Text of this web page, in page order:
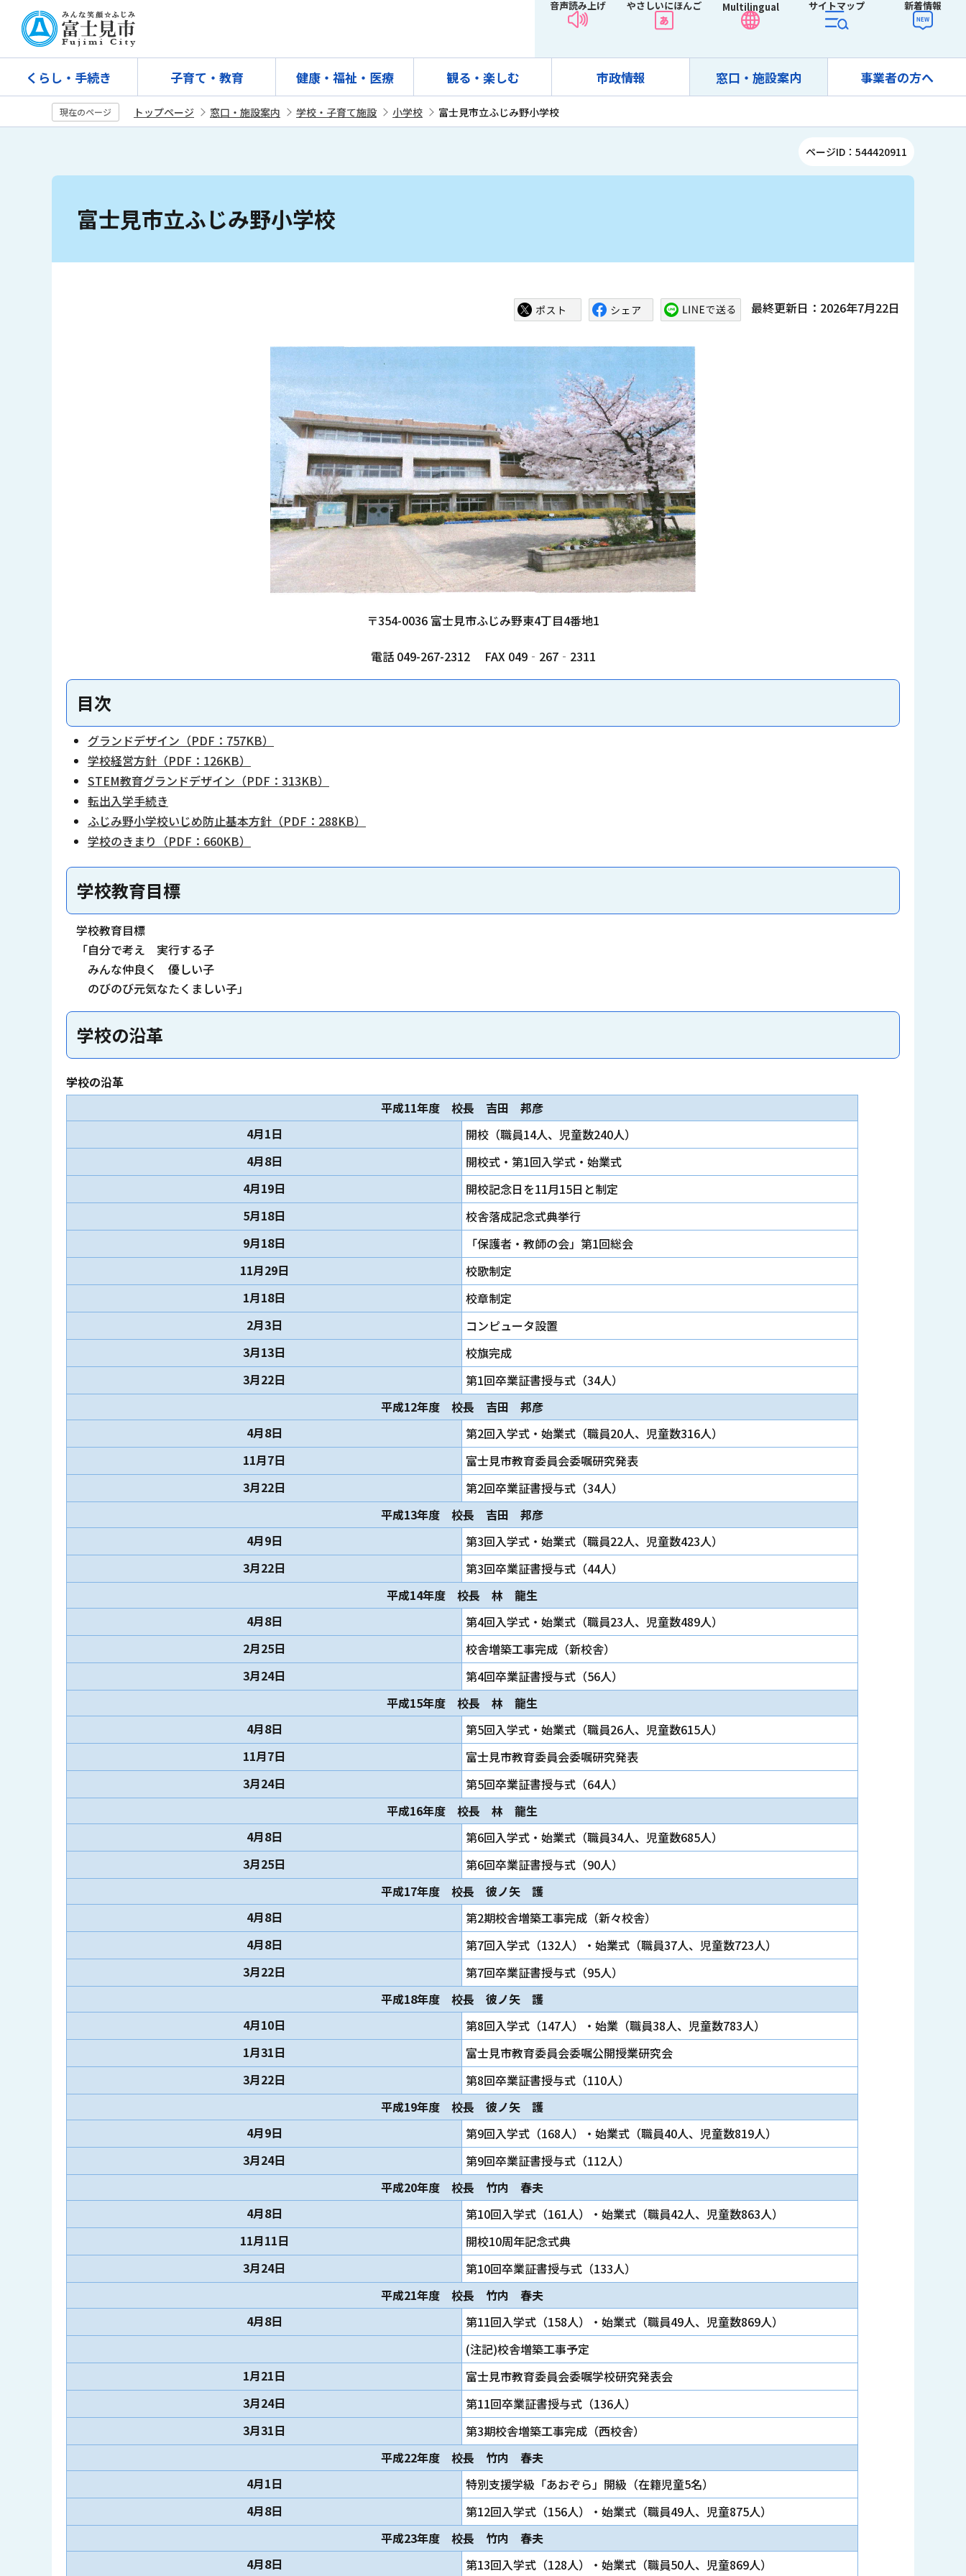
先
音声読み上げ やさしいにほんご Multilingual サイトマップ 新着情報
くらし・手続き 子育て・教育 健康・福祉・医療 観る・楽しむ 市政情報 窓口・施設案内 事業者の方へ
現在のページ トップページ 窓口・施設案内 学校・子育て施設 小学校 富士見市立ふじみ野小学校
ページID：544420911
富士見市立ふじみ野小学校
最終更新日：2026年7月22日
〒354-0036 富士見市ふじみ野東4丁目4番地1
電話 049-267-2312 FAX 049‐267‐2311
目次
グランドデザイン（PDF：757KB）
学校経営方針（PDF：126KB）
STEM教育グランドデザイン（PDF：313KB）
転出入学手続き
ふじみ野小学校いじめ防止基本方針（PDF：288KB）
学校のきまり（PDF：660KB）
学校教育目標
学校教育目標
「自分で考え 実行する子
みんな仲良く 優しい子
のびのび元気なたくましい子」
学校の沿革
学校の沿革
平成11年度 校長 吉田 邦彦
4月1日
開校（職員14人、児童数240人）
4月8日
開校式・第1回入学式・始業式
4月19日
開校記念日を11月15日と制定
5月18日
校舎落成記念式典挙行
9月18日
「保護者・教師の会」第1回総会
11月29日
校歌制定
1月18日
校章制定
2月3日
コンピュータ設置
3月13日
校旗完成
3月22日
第1回卒業証書授与式（34人）
平成12年度 校長 吉田 邦彦
4月8日
第2回入学式・始業式（職員20人、児童数316人）
11月7日
富士見市教育委員会委嘱研究発表
3月22日
第2回卒業証書授与式（34人）
平成13年度 校長 吉田 邦彦
4月9日
第3回入学式・始業式（職員22人、児童数423人）
3月22日
第3回卒業証書授与式（44人）
平成14年度 校長 林 龍生
4月8日
第4回入学式・始業式（職員23人、児童数489人）
2月25日
校舎増築工事完成（新校舎）
3月24日
第4回卒業証書授与式（56人）
平成15年度 校長 林 龍生
4月8日
第5回入学式・始業式（職員26人、児童数615人）
11月7日
富士見市教育委員会委嘱研究発表
3月24日
第5回卒業証書授与式（64人）
平成16年度 校長 林 龍生
4月8日
第6回入学式・始業式（職員34人、児童数685人）
3月25日
第6回卒業証書授与式（90人）
平成17年度 校長 彼ノ矢 護
4月8日
第2期校舎増築工事完成（新々校舎）
4月8日
第7回入学式（132人）・始業式（職員37人、児童数723人）
3月22日
第7回卒業証書授与式（95人）
平成18年度 校長 彼ノ矢 護
4月10日
第8回入学式（147人）・始業（職員38人、児童数783人）
1月31日
富士見市教育委員会委嘱公開授業研究会
3月22日
第8回卒業証書授与式（110人）
平成19年度 校長 彼ノ矢 護
4月9日
第9回入学式（168人）・始業式（職員40人、児童数819人）
3月24日
第9回卒業証書授与式（112人）
平成20年度 校長 竹内 春夫
4月8日
第10回入学式（161人）・始業式（職員42人、児童数863人）
11月11日
開校10周年記念式典
3月24日
第10回卒業証書授与式（133人）
平成21年度 校長 竹内 春夫
4月8日
第11回入学式（158人）・始業式（職員49人、児童数869人）
(注記)校舎増築工事予定
1月21日
富士見市教育委員会委嘱学校研究発表会
3月24日
第11回卒業証書授与式（136人）
3月31日
第3期校舎増築工事完成（西校舎）
平成22年度 校長 竹内 春夫
4月1日
特別支援学級「あおぞら」開級（在籍児童5名）
4月8日
第12回入学式（156人）・始業式（職員49人、児童875人）
平成23年度 校長 竹内 春夫
4月8日
第13回入学式（128人）・始業式（職員50人、児童869人）